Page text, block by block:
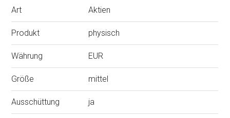
Art Aktien
Produkt physisch
Währung EUR
Größe mittel
Ausschüttung ja